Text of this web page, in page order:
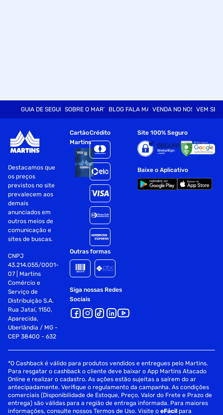
GUIA DE SEGURANÇASOBRE O MARTINSBLOG FALA MARTVENDA NO NOSSO SITE
VEM SER
Destacamos que
os preços
previstos no site
prevalecem aos
demais
anunciados em
outros meios de
comunicação e
sites de buscas.
CNPJ
43.214.055/0001-
07 | Martins
Comércio e
Serviço de
Distribuição S.A.
Rua Jataí, 1150,
Aparecida,
Uberlândia / MG -
CEP 38400 - 632
Cartão
Martins
Crédito
Outras formas
Siga nossas Redes
Sociais
Site 100% Seguro
Baixe o Aplicativo
*O Cashback é válido para produtos vendidos e entregues pelo Martins.
Para resgatar o cashback o cliente deve baixar o App Martins Atacado
Online e realizar o cadastro. As ações estão sujeitas a saírem do ar
antecipadamente. Verifique o regulamento da campanha. As condições
comerciais (Disponibilidade de Estoque, Preço, Valor do Frete e Prazo de
entrega) são válidas para a região de entrega informada. Para maiores
informações, consulte nossos Termos de Uso. Visite oeFácil para